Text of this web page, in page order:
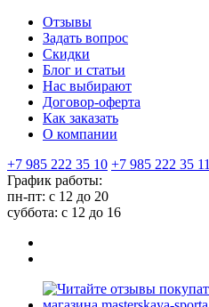
Отзывы
Задать вопрос
Скидки
Блог и статьи
Нас выбирают
Договор-оферта
Как заказать
О компании
+7 985 222 35 10 +7 985 222 35 11
График работы:
пн-пт: с 12 до 20
суббота: c 12 до 16